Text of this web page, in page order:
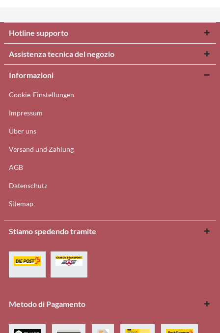
Hotline supporto
Assistenza tecnica del negozio
Informazioni
Cookie-Einstellungen
Impressum
Über uns
Versand und Zahlung
AGB
Datenschutz
Sitemap
Stiamo spedendo tramite
Metodo di Pagamento